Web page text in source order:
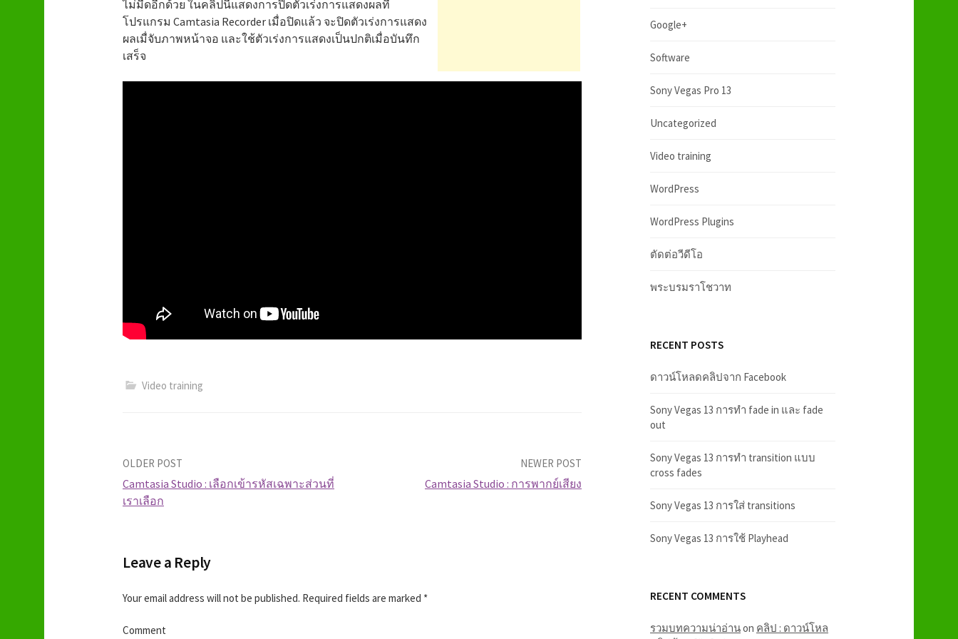
ไม่มืดอีกด้วย ในคลิปนี้แสดงการปิดตัวเร่งการแสดงผลที่
โปรแกรม Camtasia Recorder เมื่อปิดแล้ว จะปิดตัวเร่งการแสดง
ผลเมื่จับภาพหน้าจอ และใช้ตัวเร่งการแสดงเป็นปกติเมื่อบันทึก
เสร็จ
Video training
o
OLDER POST
Camtasia Studio : เลือกเข้ารหัสเฉพาะส่วนที่
เราเลือก
NEWER POST
Camtasia Studio : การพากย์เสียง
Leave a Reply
Your email address will not be published. Required fields are marked *
Comment
Google+
Software
Sony Vegas Pro 13
Uncategorized
Video training
WordPress
WordPress Plugins
ตัดต่อวีดีโอ
พระบรมราโชวาท
RECENT POSTS
ดาวน์โหลดคลิปจาก Facebook
Sony Vegas 13 การทำ fade in และ fade
out
Sony Vegas 13 การทำ transition แบบ
cross fades
Sony Vegas 13 การใส่ transitions
Sony Vegas 13 การใช้ Playhead
RECENT COMMENTS
รวมบทความน่าอ่านon คลิป : ดาวน์โหล